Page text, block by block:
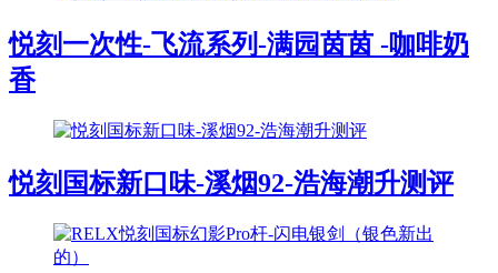
悦刻一次性-飞流系列-满园茵茵 -咖啡奶
香
悦刻国标新口味-溪烟92-浩海潮升测评